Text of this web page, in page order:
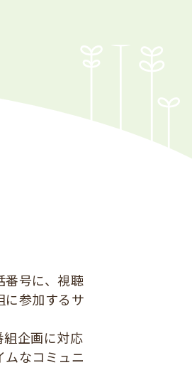
番号に、視聴
に参加するサ
企画に対応
なコミュニ